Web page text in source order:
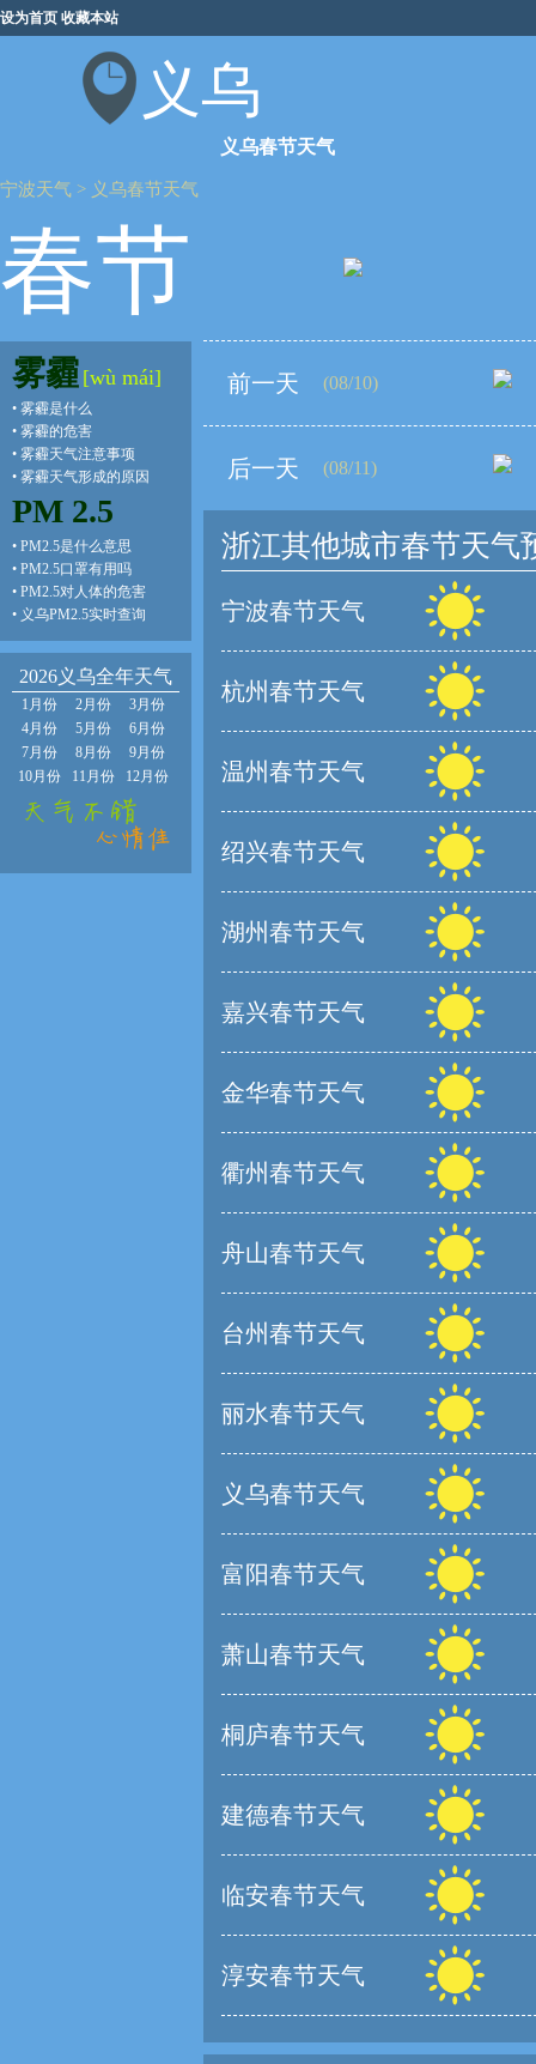
设为首页 收藏本站
义乌
义乌春节天气
宁波天气 > 义乌春节天气
春节
雾霾 [wù mái]
• 雾霾是什么
• 雾霾的危害
• 雾霾天气注意事项
• 雾霾天气形成的原因
PM 2.5
• PM2.5是什么意思
• PM2.5口罩有用吗
• PM2.5对人体的危害
• 义乌PM2.5实时查询
2026义乌全年天气
1月份 2月份
3月份
4月份
5月份
6月份
7月份
8月份
9月份
10月份
11月份 12月份
前一天 (08/10)
后一天 (08/11)
浙江其他城市春节天气
宁波春节天气
杭州春节天气
温州春节天气
绍兴春节天气
湖州春节天气
嘉兴春节天气
金华春节天气
衢州春节天气
舟山春节天气
台州春节天气
丽水春节天气
义乌春节天气
富阳春节天气
萧山春节天气
桐庐春节天气
建德春节天气
临安春节天气
淳安春节天气